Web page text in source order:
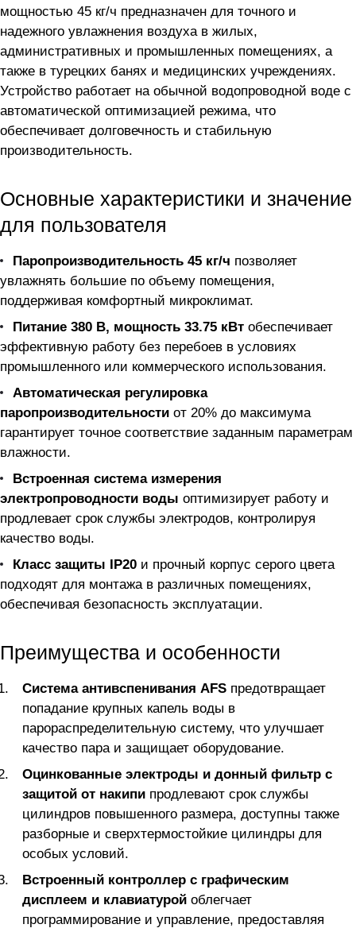
мощностью 45 кг/ч предназначен для точного и
надежного увлажнения воздуха в жилых,
административных и промышленных помещениях, а
также в турецких банях и медицинских учреждениях.
Устройство работает на обычной водопроводной воде с
автоматической оптимизацией режима, что
обеспечивает долговечность и стабильную
производительность.
Основные характеристики и значение
для пользователя
Паропроизводительность 45 кг/ч позволяет
увлажнять большие по объему помещения,
поддерживая комфортный микроклимат.
Питание 380 В, мощность 33.75 кВт обеспечивает
эффективную работу без перебоев в условиях
промышленного или коммерческого использования.
Автоматическая регулировка
паропроизводительности от 20% до максимума
гарантирует точное соответствие заданным параметрам
влажности.
Встроенная система измерения
электропроводности воды оптимизирует работу и
продлевает срок службы электродов, контролируя
качество воды.
Класс защиты IP20 и прочный корпус серого цвета
подходят для монтажа в различных помещениях,
обеспечивая безопасность эксплуатации.
Преимущества и особенности
Система антивспенивания AFS предотвращает
попадание крупных капель воды в
парораспределительную систему, что улучшает
качество пара и защищает оборудование.
Оцинкованные электроды и донный фильтр с
защитой от накипи продлевают срок службы
цилиндров повышенного размера, доступны также
разборные и сверхтермостойкие цилиндры для
особых условий.
Встроенный контроллер с графическим
дисплеем и клавиатурой облегчает
программирование и управление, предоставляя